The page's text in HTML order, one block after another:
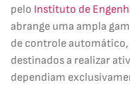
pelo Instituto de
abrange uma ampla
de controle
destinados a realizar
dependiam